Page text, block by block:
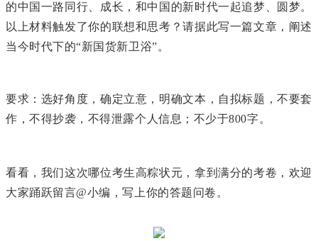
的中国一路同行、成长，和中国的新时代一起追梦、圆梦。
以上材料触发了你的联想和思考？请据此写一篇文章，阐述
当今时代下的“新国货新卫浴”。
要求：选好角度，确定立意，明确文本，自拟标题，不要套
作，不得抄袭，不得泄露个人信息；不少于800字。
看看，我们这次哪位考生高粽状元，拿到满分的考卷，欢迎
大家踊跃留言@小编 ，写上你的答题问卷。